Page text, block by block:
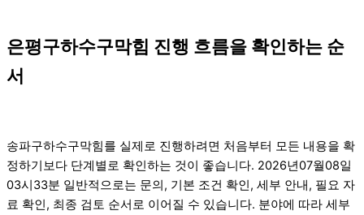
은평구하수구막힘 진행 흐름을 확인하는 순
서
송파구하수구막힘를 실제로 진행하려면 처음부터 모든 내용을 확
정하기보다 단계별로 확인하는 것이 좋습니다. 2026년07월08일
03시33분 일반적으로는 문의, 기본 조건 확인, 세부 안내, 필요 자
료 확인, 최종 검토 순서로 이어질 수 있습니다. 분야에 따라 세부